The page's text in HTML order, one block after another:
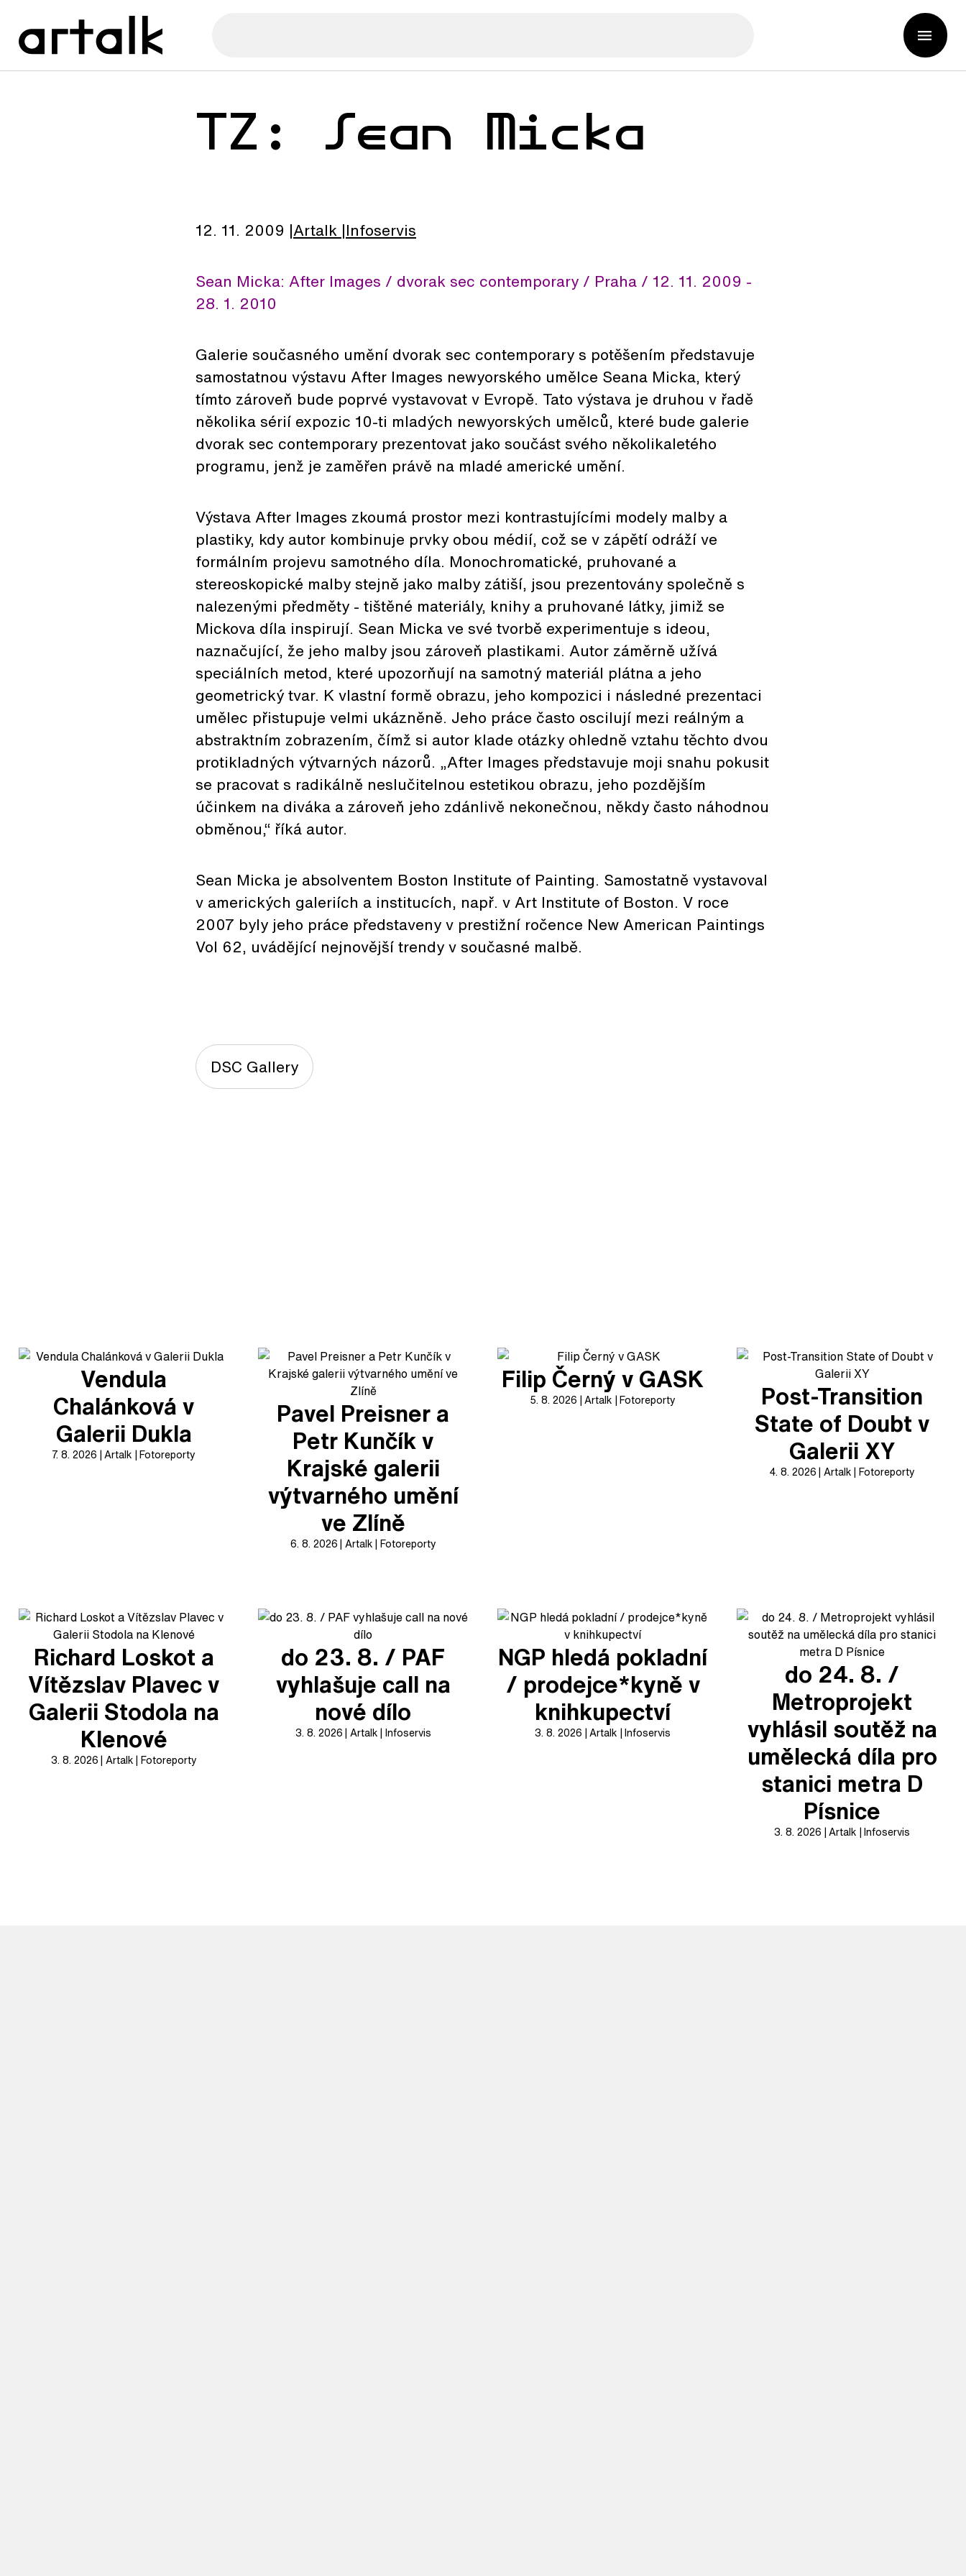
TZ: Sean Micka
12. 11. 2009 Artalk Infoservis
Sean Micka: After Images / dvorak sec contemporary / Praha / 12. 11. 2009 -
28. 1. 2010
Galerie současného umění dvorak sec contemporary s potěšením představuje
samostatnou výstavu After Images newyorského umělce Seana Micka, který
tímto zároveň bude poprvé vystavovat v Evropě. Tato výstava je druhou v řadě
několika sérií expozic 10-ti mladých newyorských umělců, které bude galerie
dvorak sec contemporary prezentovat jako součást svého několikaletého
programu, jenž je zaměřen právě na mladé americké umění.
Výstava After Images zkoumá prostor mezi kontrastujícími modely malby a
plastiky, kdy autor kombinuje prvky obou médií, což se v zápětí odráží ve
formálním projevu samotného díla. Monochromatické, pruhované a
stereoskopické malby stejně jako malby zátiší, jsou prezentovány společně s
nalezenými předměty - tištěné materiály, knihy a pruhované látky, jimiž se
Mickova díla inspirují. Sean Micka ve své tvorbě experimentuje s ideou,
naznačující, že jeho malby jsou zároveň plastikami. Autor záměrně užívá
speciálních metod, které upozorňují na samotný materiál plátna a jeho
geometrický tvar. K vlastní formě obrazu, jeho kompozici i následné prezentaci
umělec přistupuje velmi ukázněně. Jeho práce často oscilují mezi reálným a
abstraktním zobrazením, čímž si autor klade otázky ohledně vztahu těchto dvou
protikladných výtvarných názorů. „After Images představuje moji snahu pokusit
se pracovat s radikálně neslučitelnou estetikou obrazu, jeho pozdějším
účinkem na diváka a zároveň jeho zdánlivě nekonečnou, někdy často náhodnou
obměnou,“ říká autor.
Sean Micka je absolventem Boston Institute of Painting. Samostatně vystavoval
v amerických galeriích a institucích, např. v Art Institute of Boston. V roce
2007 byly jeho práce představeny v prestižní ročence New American Paintings
Vol 62, uvádějící nejnovější trendy v současné malbě.
DSC Gallery
Vendula
Chalánková v
Galerii Dukla
7. 8. 2026 Artalk Fotoreporty
Pavel Preisner a
Petr Kunčík v
Krajské galerii
výtvarného umění
ve Zlíně
6. 8. 2026 Artalk Fotoreporty
Filip Černý v GASK
5. 8. 2026 Artalk Fotoreporty
Post-Transition
State of Doubt v
Galerii XY
4. 8. 2026 Artalk Fotoreporty
Richard Loskot a
Vítězslav Plavec v
Galerii Stodola na
Klenové
3. 8. 2026 Artalk Fotoreporty
do 23. 8. / PAF
vyhlašuje call na
nové dílo
3. 8. 2026 Artalk Infoservis
NGP hledá pokladní
/ prodejce*kyně v
knihkupectví
3. 8. 2026 Artalk Infoservis
do 24. 8. /
Metroprojekt
vyhlásil soutěž na
umělecká díla pro
stanici metra D
Písnice
3. 8. 2026 Artalk Infoservis